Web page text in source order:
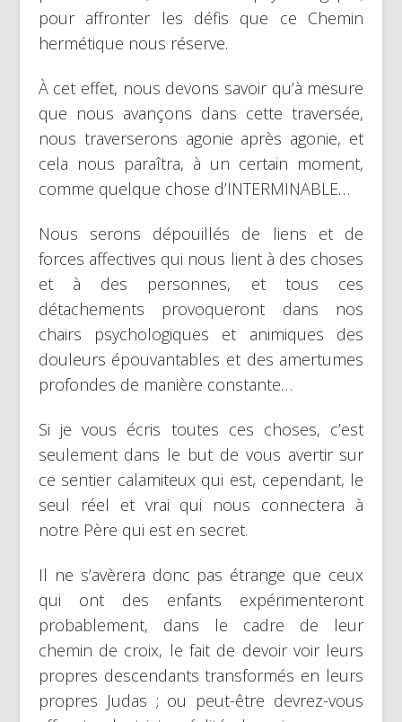
pour affronter les défis que ce Chemin
hermétique nous réserve.
À cet effet, nous devons savoir qu’à mesure
que nous avançons dans cette traversée,
nous traverserons agonie après agonie, et
cela nous paraîtra, à un certain moment,
comme quelque chose d’INTERMINABLE…
Nous serons dépouillés de liens et de
forces affectives qui nous lient à des choses
et à des personnes, et tous ces
détachements provoqueront dans nos
chairs psychologiques et animiques des
douleurs épouvantables et des amertumes
profondes de manière constante…
Si je vous écris toutes ces choses, c’est
seulement dans le but de vous avertir sur
ce sentier calamiteux qui est, cependant, le
seul réel et vrai qui nous connectera à
notre Père qui est en secret.
Il ne s’avèrera donc pas étrange que ceux
qui ont des enfants expérimenteront
probablement, dans le cadre de leur
chemin de croix, le fait de devoir voir leurs
propres descendants transformés en leurs
propres Judas ; ou peut-être devrez-vous